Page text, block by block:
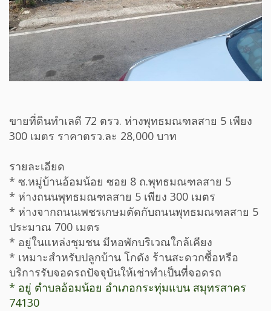
ขายที่ดินทำเลดี 72 ตรว. ห่างพุทธมณฑลสาย 5 เพียง
300 เมตร ราคาตรว.ละ 28,000 บาท
รายละเอียด
* ซ.หมู่บ้านอ้อมน้อย ซอย 8 ถ.พุทธมณฑลสาย 5
* ห่างถนนพุทธมณฑลสาย 5 เพียง 300 เมตร
* ห่างจากถนนเพชรเกษมตัดกับถนนพุทธมณฑลสาย 5
ประมาณ 700 เมตร
* อยู่ในแหล่งชุมชน มีหอพักบริเวณใกล้เคียง
* เหมาะสำหรับปลูกบ้าน โกดัง ร้านสะดวกซื้อหรือ
บริการรับจอดรถปัจจุบันให้เช่าทำเป็นที่จอดรถ
* อยู่ ตำบลอ้อมน้อย อำเภอกระทุ่มแบน สมุทรสาคร
74130